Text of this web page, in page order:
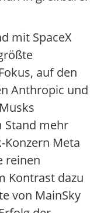
mit SpaceX
auf den
Anthropic und
Stand mehr
Konzern Meta
reinen
Kontrast dazu
von MainSky